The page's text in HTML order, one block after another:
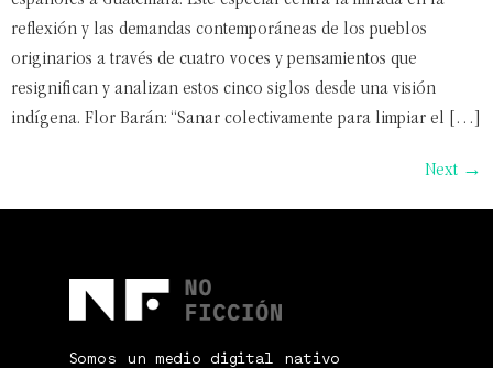
reflexión y las demandas contemporáneas de los pueblos
originarios a través de cuatro voces y pensamientos que
resignifican y analizan estos cinco siglos desde una visión
indígena. Flor Barán: “Sanar colectivamente para limpiar el […]
Next →
Somos un medio digital nativo